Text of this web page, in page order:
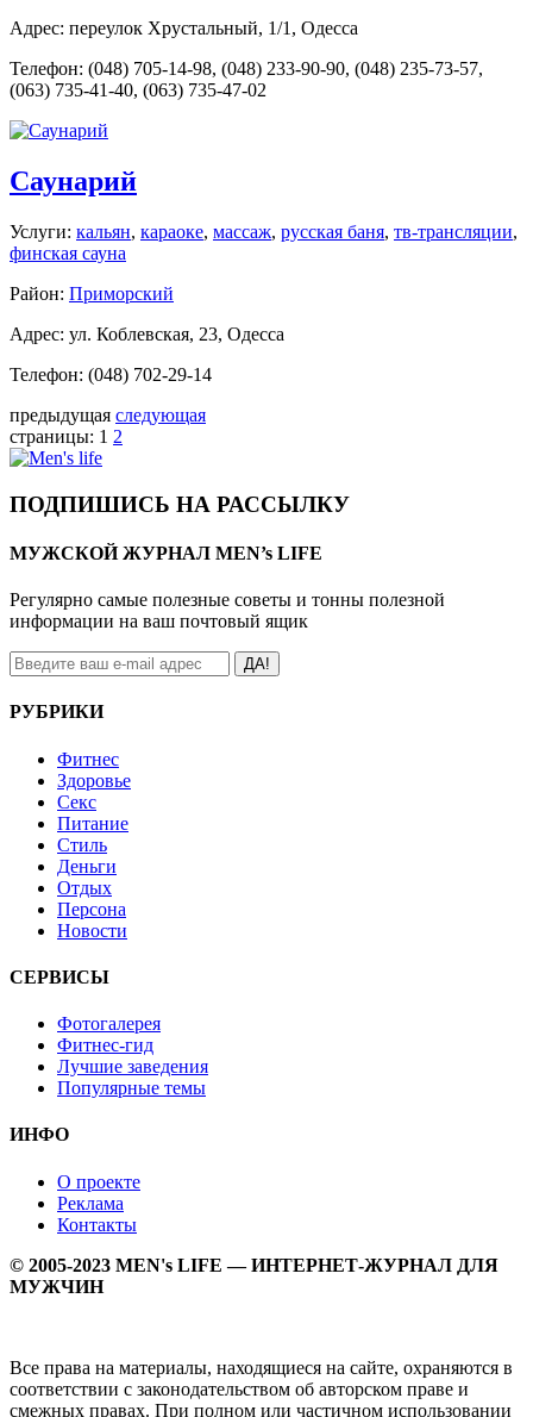
Адрес: переулок Хрустальный, 1/1, Одесса
Телефон: (048) 705-14-98, (048) 233-90-90, (048) 235-73-57,
(063) 735-41-40, (063) 735-47-02
Саунарий
Услуги: кальян, караоке, массаж, русская баня, тв-трансляции,
финская сауна
Район: Приморский
Адрес: ул. Коблевская, 23, Одесса
Телефон: (048) 702-29-14
предыдущая следующая
страницы: 1 2
ПОДПИШИСЬ НА РАССЫЛКУ
МУЖСКОЙ ЖУРНАЛ MEN’s LIFE
Регулярно самые полезные советы и тонны полезной
информации на ваш почтовый ящик
ДА!
РУБРИКИ
Фитнес
Здоровье
Секс
Питание
Стиль
Деньги
Отдых
Персона
Новости
СЕРВИСЫ
Фотогалерея
Фитнес-гид
Лучшие заведения
Популярные темы
ИНФО
О проекте
Реклама
Контакты
© 2005-2023 MEN's LIFE — ИНТЕРНЕТ-ЖУРНАЛ ДЛЯ
МУЖЧИН
Все права на материалы, находящиеся на сайте, охраняются в
соответствии с законодательством об авторском праве и
смежных правах. При полном или частичном использовании